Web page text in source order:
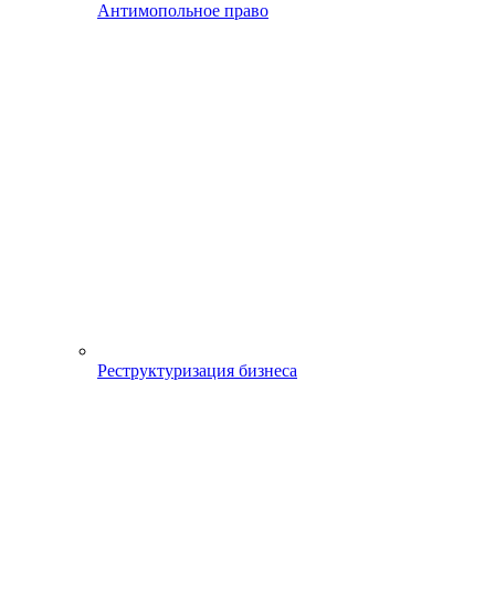
Антимопольное право
Реструктуризация бизнеса